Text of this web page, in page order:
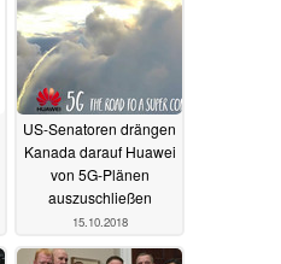
US-Senatoren drängen
Kanada darauf Huawei
von 5G-Plänen
auszuschließen
15.10.2018